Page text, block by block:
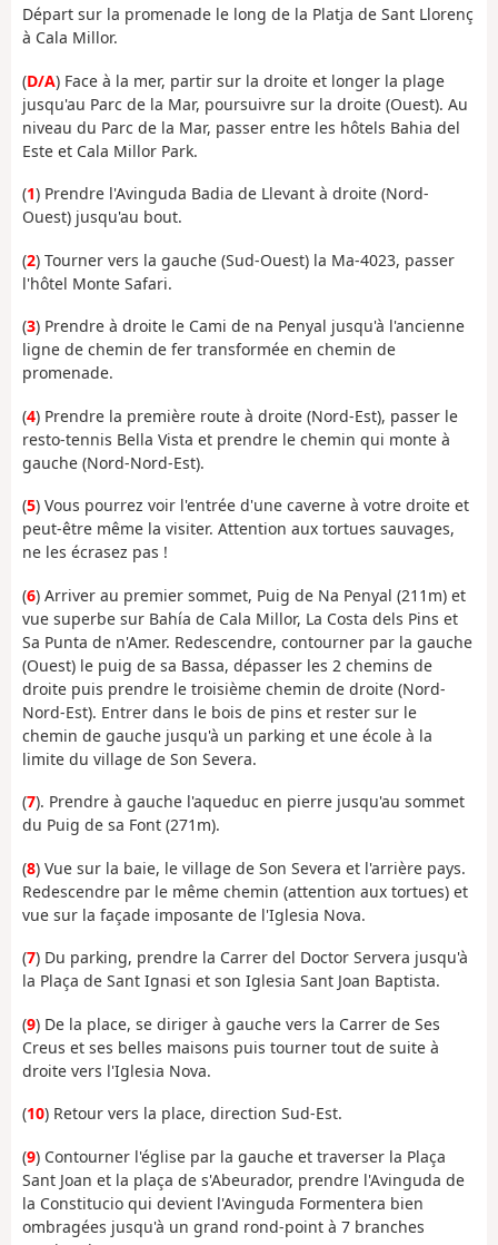
Départ sur la promenade le long de la Platja de Sant Llorenç
à Cala Millor.
(D/A) Face à la mer, partir sur la droite et longer la plage
jusqu'au Parc de la Mar, poursuivre sur la droite (Ouest). Au
niveau du Parc de la Mar, passer entre les hôtels Bahia del
Este et Cala Millor Park.
(1) Prendre l'Avinguda Badia de Llevant à droite (Nord-
Ouest) jusqu'au bout.
(2) Tourner vers la gauche (Sud-Ouest) la Ma-4023, passer
l'hôtel Monte Safari.
(3) Prendre à droite le Cami de na Penyal jusqu'à l'ancienne
ligne de chemin de fer transformée en chemin de
promenade.
(4) Prendre la première route à droite (Nord-Est), passer le
resto-tennis Bella Vista et prendre le chemin qui monte à
gauche (Nord-Nord-Est).
(5) Vous pourrez voir l'entrée d'une caverne à votre droite et
peut-être même la visiter. Attention aux tortues sauvages,
ne les écrasez pas !
(6) Arriver au premier sommet, Puig de Na Penyal (211m) et
vue superbe sur Bahía de Cala Millor, La Costa dels Pins et
Sa Punta de n'Amer. Redescendre, contourner par la gauche
(Ouest) le puig de sa Bassa, dépasser les 2 chemins de
droite puis prendre le troisième chemin de droite (Nord-
Nord-Est). Entrer dans le bois de pins et rester sur le
chemin de gauche jusqu'à un parking et une école à la
limite du village de Son Severa.
(7). Prendre à gauche l'aqueduc en pierre jusqu'au sommet
du Puig de sa Font (271m).
(8) Vue sur la baie, le village de Son Severa et l'arrière pays.
Redescendre par le même chemin (attention aux tortues) et
vue sur la façade imposante de l'Iglesia Nova.
(7) Du parking, prendre la Carrer del Doctor Servera jusqu'à
la Plaça de Sant Ignasi et son Iglesia Sant Joan Baptista.
(9) De la place, se diriger à gauche vers la Carrer de Ses
Creus et ses belles maisons puis tourner tout de suite à
droite vers l'Iglesia Nova.
(10) Retour vers la place, direction Sud-Est.
(9) Contourner l'église par la gauche et traverser la Plaça
Sant Joan et la plaça de s'Abeurador, prendre l'Avinguda de
la Constitucio qui devient l'Avinguda Formentera bien
ombragées jusqu'à un grand rond-point à 7 branches